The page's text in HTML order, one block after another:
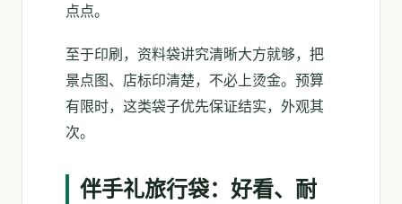
点点。
至于印刷，资料袋讲究清晰大方就够，把
景点图、店标印清楚，不必上烫金。预算
有限时，这类袋子优先保证结实，外观其
次。
伴手礼旅行袋：好看、耐